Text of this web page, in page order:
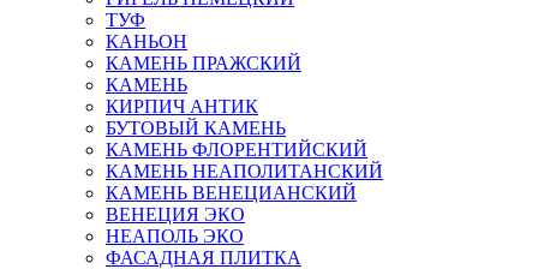
ТУФ
КАНЬОН
КАМЕНЬ ПРАЖСКИЙ
КАМЕНЬ
КИРПИЧ АНТИК
БУТОВЫЙ КАМЕНЬ
КАМЕНЬ ФЛОРЕНТИЙСКИЙ
КАМЕНЬ НЕАПОЛИТАНСКИЙ
КАМЕНЬ ВЕНЕЦИАНСКИЙ
ВЕНЕЦИЯ ЭКО
НЕАПОЛЬ ЭКО
ФАСАДНАЯ ПЛИТКА